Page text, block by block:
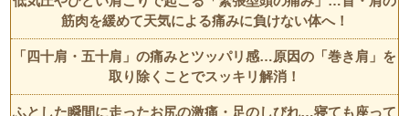
筋肉を緩めて天気による痛みに負けない体へ！
「四十肩・五十肩」の痛みとツッパリ感…原因の「巻き肩」を
取り除くことでスッキリ解消！
ふとした瞬間に走ったお尻の激痛・足のしびれ…寝ても座って